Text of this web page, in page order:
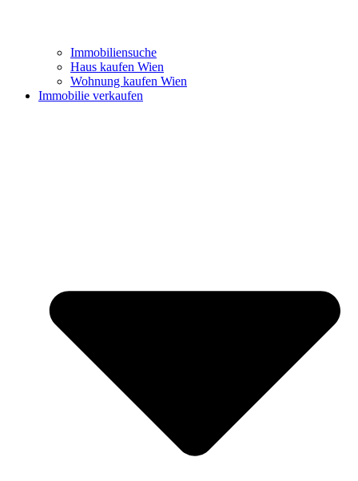
Immobiliensuche
Haus kaufen Wien
Wohnung kaufen Wien
Immobilie verkaufen